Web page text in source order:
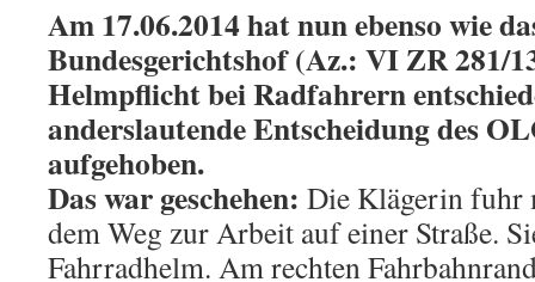
Am 17.06.2014 hat nun ebenso wie
Bundesgerichtshof (Az.: VI ZR 281/
Helmpflicht bei Radfahrern
anderslautende Entscheidung des
aufgehoben.
Das war geschehen: Die Klägerin fuhr
dem Weg zur Arbeit auf einer Straße.
Fahrradhelm. Am rechten